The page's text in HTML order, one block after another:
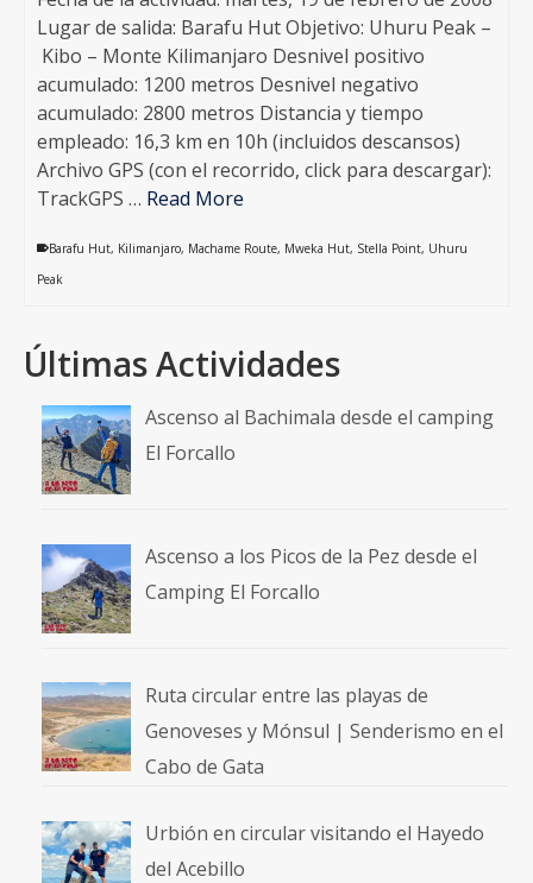
Lugar de salida: Barafu Hut Objetivo: Uhuru Peak –
Kibo – Monte Kilimanjaro Desnivel positivo
acumulado: 1200 metros Desnivel negativo
acumulado: 2800 metros Distancia y tiempo
empleado: 16,3 km en 10h (incluidos descansos)
Archivo GPS (con el recorrido, click para descargar):
TrackGPS … Read More
Barafu Hut, Kilimanjaro, Machame Route, Mweka Hut, Stella Point, Uhuru
Peak
Últimas Actividades
Ascenso al Bachimala desde el camping
El Forcallo
Ascenso a los Picos de la Pez desde el
Camping El Forcallo
Ruta circular entre las playas de
Genoveses y Mónsul | Senderismo en el
Cabo de Gata
Urbión en circular visitando el Hayedo
del Acebillo